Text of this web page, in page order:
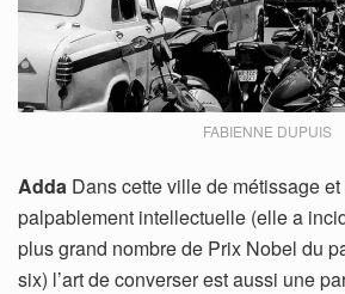
FABIENNE DUPUIS
Adda Dans cette ville de métissage
palpablement intellectuelle (elle a
plus grand nombre de Prix Nobel du
six) l’art de converser est aussi une